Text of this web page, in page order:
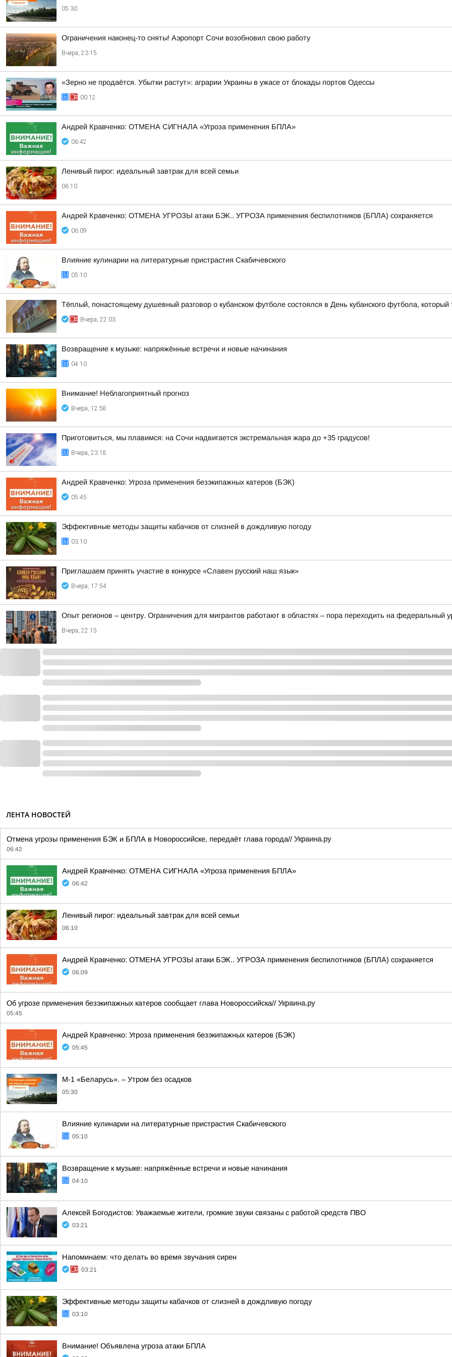
05:30
Ограничения наконец-то сняты! Аэропорт Сочи возобновил свою работу
Вчера, 23:15
«Зерно не продаётся. Убытки растут»: аграрии Украины в ужасе от блокады портов Одессы
00:12
Андрей Кравченко: ОТМЕНА СИГНАЛА «Угроза применения БПЛА»
06:42
Ленивый пирог: идеальный завтрак для всей семьи
06:10
Андрей Кравченко: ОТМЕНА УГРОЗЫ атаки БЭК.. УГРОЗА применения беспилотников (БПЛА) сохраняется
06:09
Влияние кулинарии на литературные пристрастия Скабичевского
05:10
Тёплый, понастоящему душевный разговор о кубанском футболе состоялся в День кубанского футбола, который
Вчера, 22:03
Возвращение к музыке: напряжённые встречи и новые начинания
04:10
Внимание! Неблагоприятный прогноз
Вчера, 12:58
Приготовиться, мы плавимся: на Сочи надвигается экстремальная жара до +35 градусов!
Вчера, 23:18
Андрей Кравченко: Угроза применения безэкипажных катеров (БЭК)
05:45
Эффективные методы защиты кабачков от слизней в дождливую погоду
03:10
Приглашаем принять участие в конкурсе «Славен русский наш язык»
Вчера, 17:54
Опыт регионов – центру. Ограничения для мигрантов работают в областях – пора переходить на федеральный
Вчера, 22:15
ЛЕНТА НОВОСТЕЙ
Отмена угрозы применения БЭК и БПЛА в Новороссийске, передаёт глава города// Украина.ру
06:42
Андрей Кравченко: ОТМЕНА СИГНАЛА «Угроза применения БПЛА»
06:42
Ленивый пирог: идеальный завтрак для всей семьи
06:10
Андрей Кравченко: ОТМЕНА УГРОЗЫ атаки БЭК.. УГРОЗА применения беспилотников (БПЛА) сохраняется
06:09
Об угрозе применения безэкипажных катеров сообщает глава Новороссийска// Украина.ру
05:45
Андрей Кравченко: Угроза применения безэкипажных катеров (БЭК)
05:45
М-1 «Беларусь». – Утром без осадков
05:30
Влияние кулинарии на литературные пристрастия Скабичевского
05:10
Возвращение к музыке: напряжённые встречи и новые начинания
04:10
Алексей Богодистов: Уважаемые жители, громкие звуки связаны с работой средств ПВО
03:21
Напоминаем: что делать во время звучания сирен
03:21
Эффективные методы защиты кабачков от слизней в дождливую погоду
03:10
Внимание! Объявлена угроза атаки БПЛА